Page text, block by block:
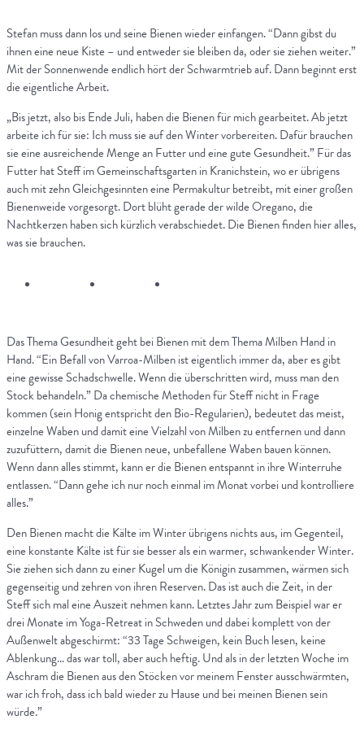
Stefan muss dann los und seine Bienen wieder einfangen. “Dann gibst du
ihnen eine neue Kiste – und entweder sie bleiben da, oder sie ziehen weiter.”
Mit der Sonnenwende endlich hört der Schwarmtrieb auf. Dann beginnt erst
die eigentliche Arbeit.
„Bis jetzt, also bis Ende Juli, haben die Bienen für mich gearbeitet. Ab jetzt
arbeite ich für sie: Ich muss sie auf den Winter vorbereiten. Dafür brauchen
sie eine ausreichende Menge an Futter und eine gute Gesundheit.” Für das
Futter hat Steff im Gemeinschaftsgarten in Kranichstein, wo er übrigens
auch mit zehn Gleichgesinnten eine Permakultur betreibt, mit einer großen
Bienenweide vorgesorgt. Dort blüht gerade der wilde Oregano, die
Nachtkerzen haben sich kürzlich verabschiedet. Die Bienen finden hier alles,
was sie brauchen.
Das Thema Gesundheit geht bei Bienen mit dem Thema Milben Hand in
Hand. “Ein Befall von Varroa-Milben ist eigentlich immer da, aber es gibt
eine gewisse Schadschwelle. Wenn die überschritten wird, muss man den
Stock behandeln.” Da chemische Methoden für Steff nicht in Frage
kommen (sein Honig entspricht den Bio-Regularien), bedeutet das meist,
einzelne Waben und damit eine Vielzahl von Milben zu entfernen und dann
zuzufüttern, damit die Bienen neue, unbefallene Waben bauen können.
Wenn dann alles stimmt, kann er die Bienen entspannt in ihre Winterruhe
entlassen. “Dann gehe ich nur noch einmal im Monat vorbei und kontrolliere
alles.”
Den Bienen macht die Kälte im Winter übrigens nichts aus, im Gegenteil,
eine konstante Kälte ist für sie besser als ein warmer, schwankender Winter.
Sie ziehen sich dann zu einer Kugel um die Königin zusammen, wärmen sich
gegenseitig und zehren von ihren Reserven. Das ist auch die Zeit, in der
Steff sich mal eine Auszeit nehmen kann. Letztes Jahr zum Beispiel war er
drei Monate im Yoga-Retreat in Schweden und dabei komplett von der
Außenwelt abgeschirmt: “33 Tage Schweigen, kein Buch lesen, keine
Ablenkung… das war toll, aber auch heftig. Und als in der letzten Woche im
Aschram die Bienen aus den Stöcken vor meinem Fenster ausschwärmten,
war ich froh, dass ich bald wieder zu Hause und bei meinen Bienen sein
würde.”